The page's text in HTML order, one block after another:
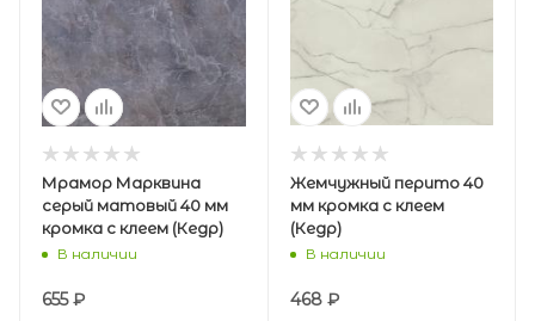
Мрамор Марквина
серый матовый 40 мм
кромка с клеем (Кедр)
В наличии
655₽
Жемчужный перито 40
мм кромка с клеем
(Кедр)
В наличии
468₽